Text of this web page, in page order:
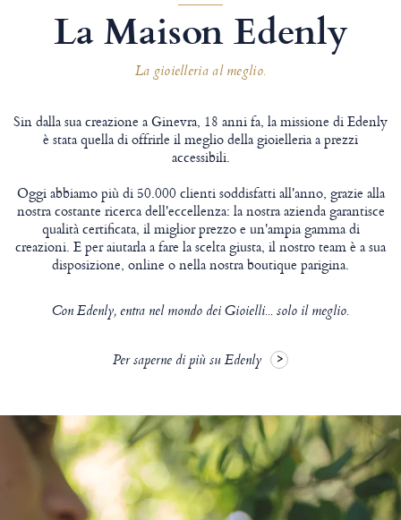
La Maison Edenly
La gioielleria al meglio.
Sin dalla sua creazione a Ginevra, 18 anni fa, la missione di Edenly
è stata quella di offrirle il meglio della gioielleria a prezzi
accessibili.
Oggi abbiamo più di 50.000 clienti soddisfatti all'anno, grazie alla
nostra costante ricerca dell'eccellenza: la nostra azienda garantisce
qualità certificata, il miglior prezzo e un'ampia gamma di
creazioni. E per aiutarla a fare la scelta giusta, il nostro team è a sua
disposizione, online o nella nostra boutique parigina.
Con Edenly, entra nel mondo dei Gioielli... solo il meglio.
Per saperne di più su Edenly